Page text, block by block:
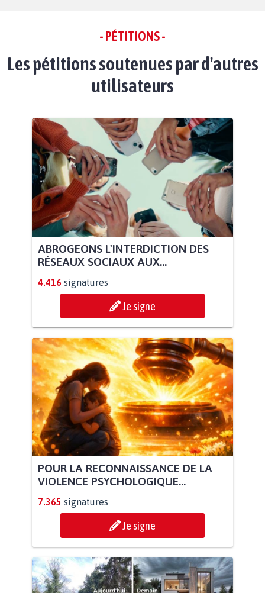
- PÉTITIONS -
Les pétitions soutenues par d'autres
utilisateurs
ABROGEONS L'INTERDICTION DES
RÉSEAUX SOCIAUX AUX...
4.416 signatures
Je signe
POUR LA RECONNAISSANCE DE LA
VIOLENCE PSYCHOLOGIQUE...
7.365 signatures
Je signe